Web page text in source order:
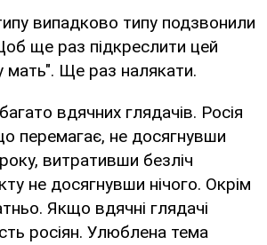
випадково типу подзвонили
ще раз підкреслити цей
мать". Ще раз налякати.
вдячних глядачів. Росія
перемагає, не досягнувши
витративши безліч
не досягнувши нічого. Окрім
Якщо вдячні глядачі
росіян. Улюблена тема